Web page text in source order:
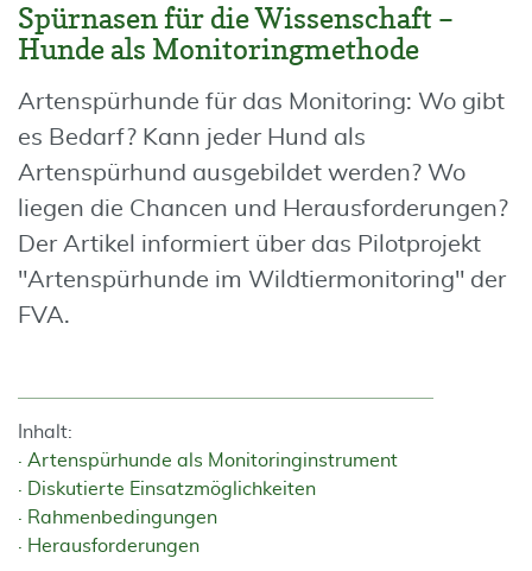
Spürnasen für die Wissenschaft –
Hunde als Monitoringmethode
Artenspürhunde für das Monitoring: Wo gibt
es Bedarf? Kann jeder Hund als
Artenspürhund ausgebildet werden? Wo
liegen die Chancen und Herausforderungen?
Der Artikel informiert über das Pilotprojekt
"Artenspürhunde im Wildtiermonitoring" der
FVA.
Inhalt:
Artenspürhunde als Monitoringinstrument
Diskutierte Einsatzmöglichkeiten
Rahmenbedingungen
Herausforderungen